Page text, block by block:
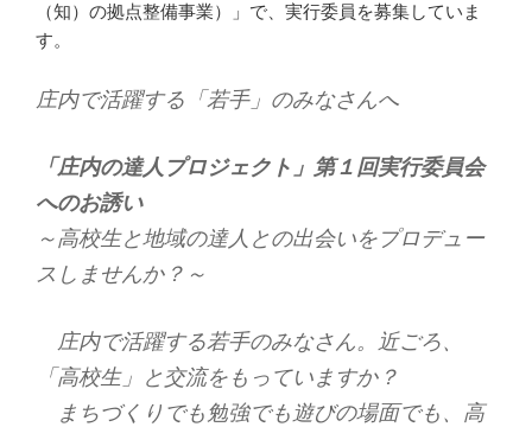
（知）の拠点整備事業）」で、実行委員を募集していま
す。
庄内で活躍する「若手」のみなさんへ
「庄内の達人プロジェクト」第１回実行委員会
へのお誘い
～高校生と地域の達人との出会いをプロデュー
スしませんか？～
庄内で活躍する若手のみなさん。近ごろ、
「高校生」と交流をもっていますか？
まちづくりでも勉強でも遊びの場面でも、高